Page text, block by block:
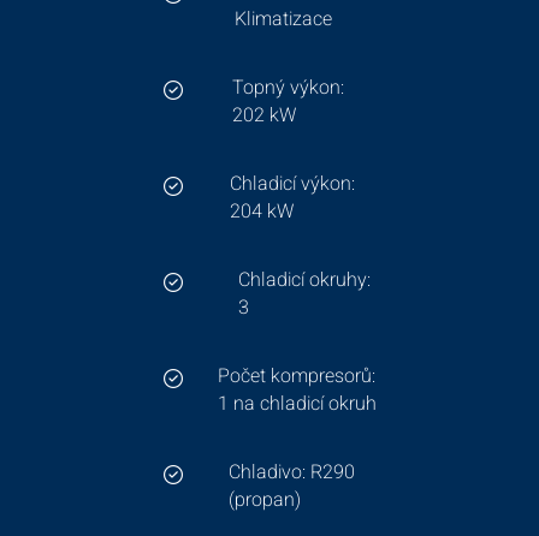
Klimatizace
Topný výkon:
202 kW
Chladicí výkon:
204 kW
Chladicí okruhy:
3
Počet kompresorů:
1 na chladicí okruh
Chladivo: R290
(propan)